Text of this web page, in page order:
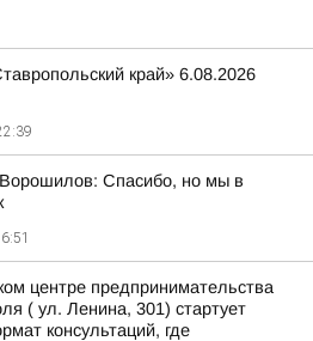
край» 6.08.2026
Спасибо, но мы в
центре предпринимательства
( ул. Ленина, 301) стартует
консультаций, где